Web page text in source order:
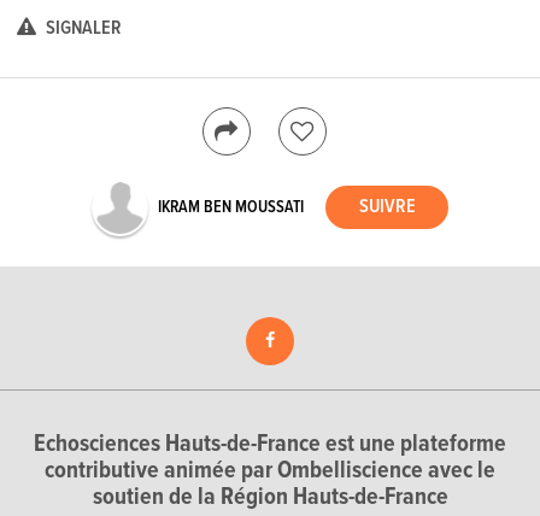
SIGNALER
IKRAM BEN MOUSSATI
Echosciences Hauts-de-France est une plateforme
contributive animée par Ombelliscience avec le
soutien de la Région Hauts-de-France